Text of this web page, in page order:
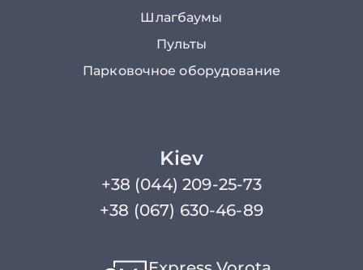
Шлагбаумы
Пульты
Парковочное оборудование
Kiev
+38 (044) 209-25-73
+38 (067) 630-46-89